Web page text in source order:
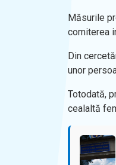
Măsurile
comiterea
Din
unor
Totodată,
cealaltă